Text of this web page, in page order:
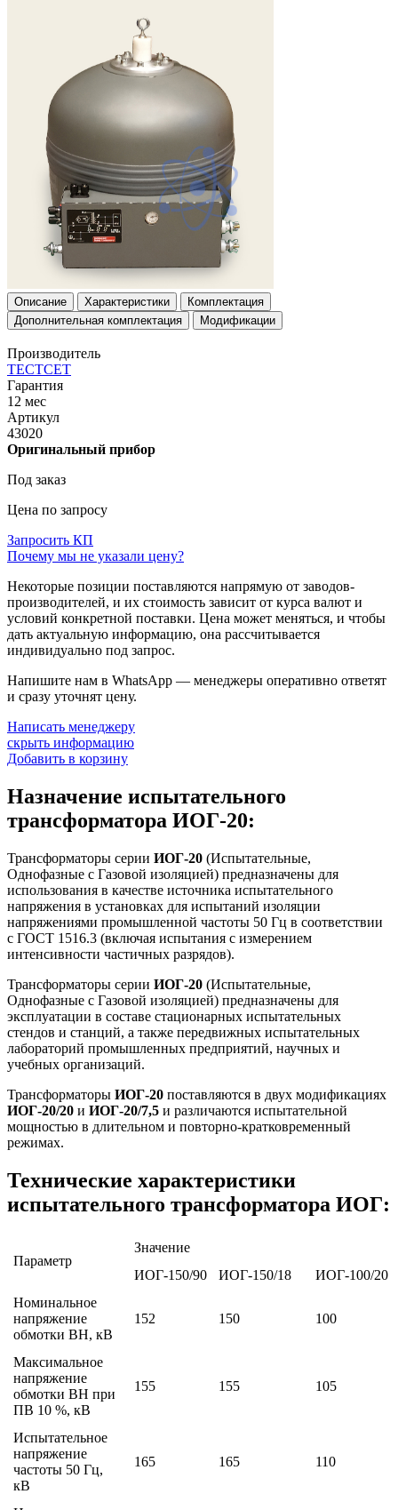
Описание Характеристики
Комплектация
Дополнительная комплектация
Модификации
Производитель
ТЕСТСЕТ
Гарантия
12 мес
Артикул
43020
Оригинальный прибор
Под заказ
Цена по запросу
Запросить КП
Почему мы не указали цену?
Некоторые позиции поставляются напрямую от заводов-
производителей, и их стоимость зависит от курса валют и
условий конкретной поставки. Цена может меняться, и чтобы
дать актуальную информацию, она рассчитывается
индивидуально под запрос.
Напишите нам в WhatsApp — менеджеры оперативно ответят
и сразу уточнят цену.
Написать менеджеру
скрыть информацию
Добавить в корзину
Назначение испытательного
трансформатора ИОГ-20:
Трансформаторы серии ИОГ-20 (Испытательные,
Однофазные с Газовой изоляцией) предназначены для
использования в качестве источника испытательного
напряжения в установках для испытаний изоляции
напряжениями промышленной частоты 50 Гц в соответствии
с ГОСТ 1516.3 (включая испытания с измерением
интенсивности частичных разрядов).
Трансформаторы серии ИОГ-20 (Испытательные,
Однофазные с Газовой изоляцией) предназначены для
эксплуатации в составе стационарных испытательных
стендов и станций, а также передвижных испытательных
лабораторий промышленных предприятий, научных и
учебных организаций.
Трансформаторы ИОГ-20 поставляются в двух модификациях
ИОГ-20/20 и ИОГ-20/7,5 и различаются испытательной
мощностью в длительном и повторно-кратковременный
режимах.
Технические характеристики
испытательного трансформатора ИОГ:
Параметр
Значение
ИОГ-150/90
ИОГ-150/18
ИОГ-100/20
Номинальное
напряжение
обмотки ВН, кВ
152 150 100
Максимальное
напряжение
обмотки ВН при
ПВ 10 %, кВ
155 155 105
Испытательное
напряжение
частоты 50 Гц,
кВ
165 165 110